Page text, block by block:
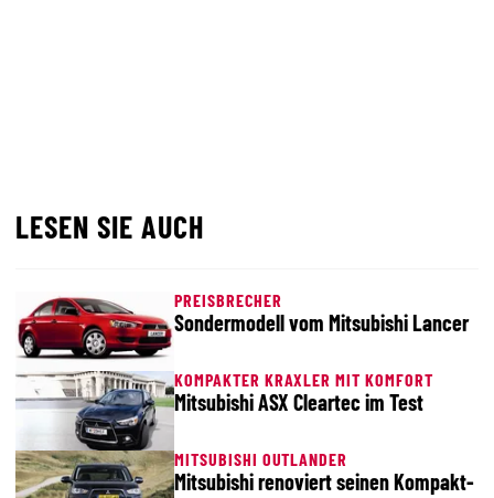
LESEN SIE AUCH
PREISBRECHER
Sondermodell vom Mitsubishi Lancer
KOMPAKTER KRAXLER MIT KOMFORT
Mitsubishi ASX Cleartec im Test
MITSUBISHI OUTLANDER
Mitsubishi renoviert seinen Kompakt-